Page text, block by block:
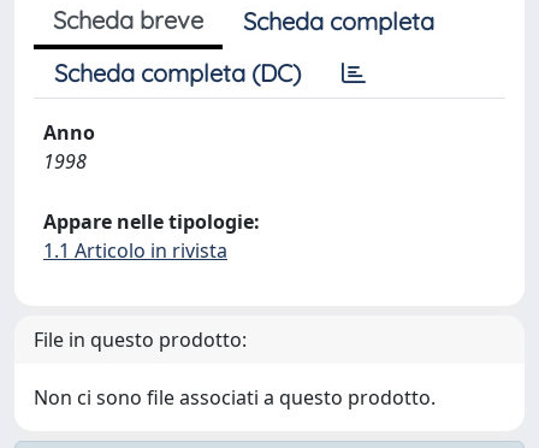
Scheda breve
Scheda completa
Scheda completa (DC)
Anno
1998
Appare nelle tipologie:
1.1 Articolo in rivista
File in questo prodotto:
Non ci sono file associati a questo prodotto.